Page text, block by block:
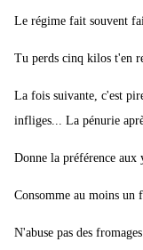
Le régime fait souvent
Tu perds cinq kilos t'en
La fois suivante, c'est
infliges... La pénurie
Donne la préférence aux
Consomme au moins un
N'abuse pas des